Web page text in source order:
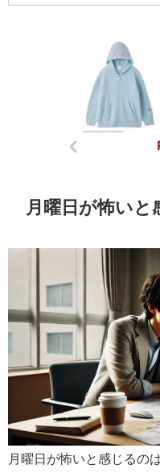
月曜日が怖いと
月曜日が怖いと感じるの